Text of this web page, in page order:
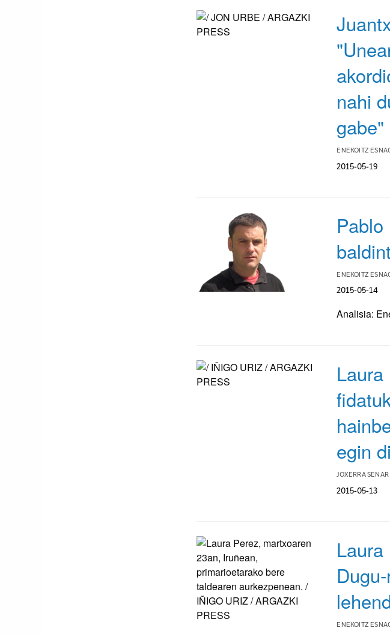
nahi
gabe"
ENEKOITZ
2015-05-19
ENEKOITZ
2015-05-14
Analisia:
egin
JOXERRA SENAR
2015-05-13
ENEKOITZ